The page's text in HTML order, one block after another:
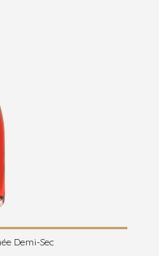
Demi-Sec